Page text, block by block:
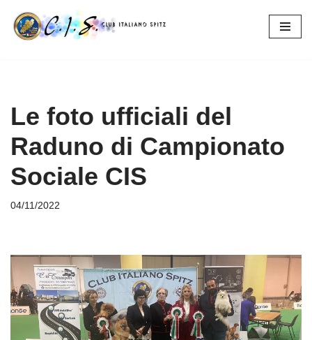
Vai
Le foto ufficiali del
Raduno di Campionato
Sociale CIS
04/11/2022